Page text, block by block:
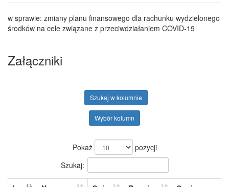
w sprawie: zmiany planu finansowego dla rachunku wydzielonego
środków na cele związane z przeciwdziałaniem COVID-19
Załączniki
Szukaj w kolumnie
Wybór kolumn
Pokaż
pozycji
Szukaj: